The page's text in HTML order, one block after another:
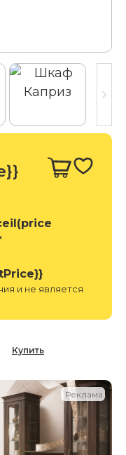
и не является
Купить
Реклама